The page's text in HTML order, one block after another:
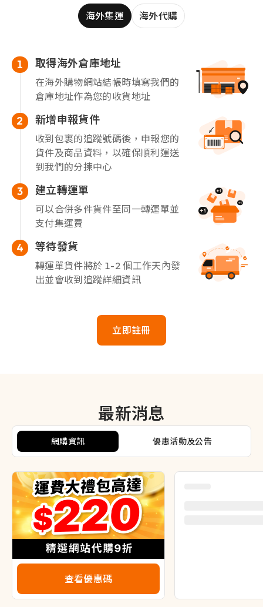
海外集運 海外代購
1 取得海外倉庫地址
在海外購物網站結帳時填寫我們的
倉庫地址作為您的收貨地址
2 新增申報貨件
收到包裹的追蹤號碼後，申報您的
貨件及商品資料，以確保順利運送
到我們的分揀中心
3 建立轉運單
可以合併多件貨件至同一轉運單並
支付集運費
4 等待發貨
轉運單貨件將於 1-2 個工作天內發
出並會收到追蹤詳細資訊
立即註冊
最新消息
網購資訊 優惠活動及公告
查看優惠碼